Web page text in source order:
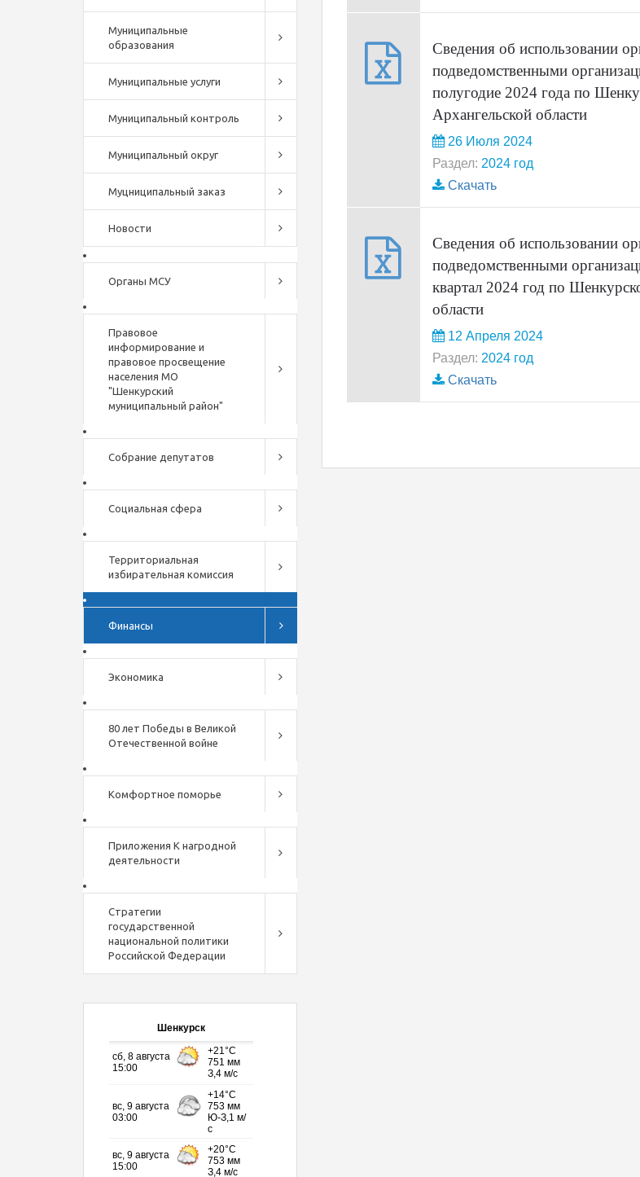
Муниципальные
образования
Муниципальные услуги
Муниципальный контроль
Муниципальный округ
Муцниципальный заказ
Новости
Органы МСУ
Правовое
информирование и
правовое просвещение
населения МО
"Шенкурский
муниципальный район"
Собрание депутатов
Социальная сфера
Территориальная
избирательная комиссия
Финансы
Экономика
80 лет Победы в Великой
Отечественной войне
Комфортное поморье
Приложения К нагродной
деятельности
Стратегии
государственной
национальной политики
Российской Федерации
Шенкурск
Сведения об использовании
подведомственными
полугодие 2024 года по
Архангельской области
26 Июля 2024
Раздел: 2024 год
Скачать
Сведения об использовании
подведомственными
квартал 2024 год по
области
12 Апреля 2024
Раздел: 2024 год
Скачать